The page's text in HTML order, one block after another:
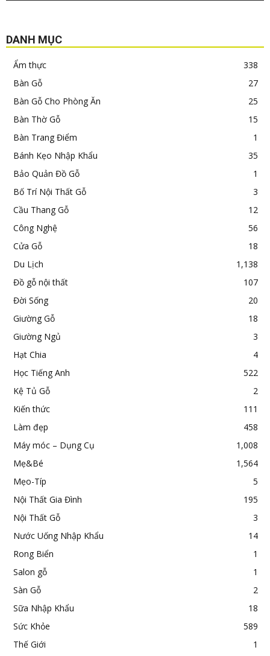
DANH MỤC
Ẩm thực
338
Bàn Gỗ
27
Bàn Gỗ Cho Phòng Ăn
25
Bàn Thờ Gỗ
15
Bàn Trang Điểm
1
Bánh Kẹo Nhập Khẩu
35
Bảo Quản Đồ Gỗ
1
Bố Trí Nội Thất Gỗ
3
Cầu Thang Gỗ
12
Công Nghệ
56
Cửa Gỗ
18
Du Lịch
1,138
Đồ gỗ nội thất
107
Đời Sống
20
Giường Gỗ
18
Giường Ngủ
3
Hạt Chia
4
Học Tiếng Anh
522
Kệ Tủ Gỗ
2
Kiến thức
111
Làm đẹp
458
Máy móc – Dụng Cụ
1,008
Mẹ&Bé
1,564
Mẹo-Típ
5
Nội Thất Gia Đình
195
Nội Thất Gỗ
3
Nước Uống Nhập Khẩu
14
Rong Biển
1
Salon gỗ
1
Sàn Gỗ
2
Sữa Nhập Khẩu
18
Sức Khỏe
589
Thế Giới
1